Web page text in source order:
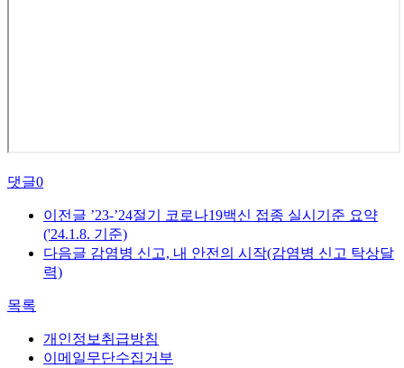
댓글0
이전글 ’23-’24절기 코로나19백신 접종 실시기준 요약
('24.1.8. 기준)
다음글 감염병 신고, 내 안전의 시작(감염병 신고 탁상달
력)
목록
개인정보취급방침
이메일무단수집거부